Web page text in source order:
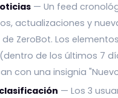
— Un feed
actualizaciones y
ZeroBot. Los elementos
de los últimos 7
con una insignia
— Los 3